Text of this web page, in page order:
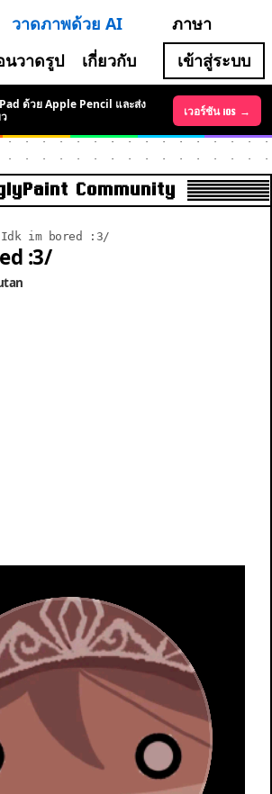
วาดภาพด้วย AI
นวาดรูป เกี่ยวกับ
ภาษา
เข้าสู่ระบบ
เวอร์ชัน Android →
ด้วย Apple Pencil และส่ง
เวอร์ชัน iOS →
Community
Idk im bored :3/
:3/